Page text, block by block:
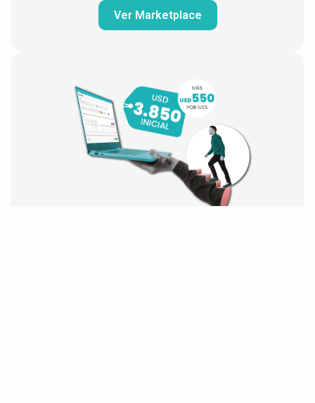
Ver Marketplace